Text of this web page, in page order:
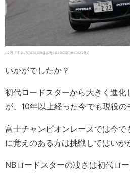
出典: http://mzracing.jp/japandomestic/587
いかがでしたか？
初代ロードスターから大きく進化
が、10年以上経った今でも現役の
富士チャンピオンレースでは今
に覚えのある方は挑戦してはいか
NBロードスターの凄さは初代ロ